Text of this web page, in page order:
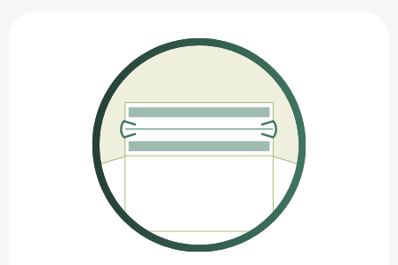
PAP20 – Riciclabile nella raccolta della carta